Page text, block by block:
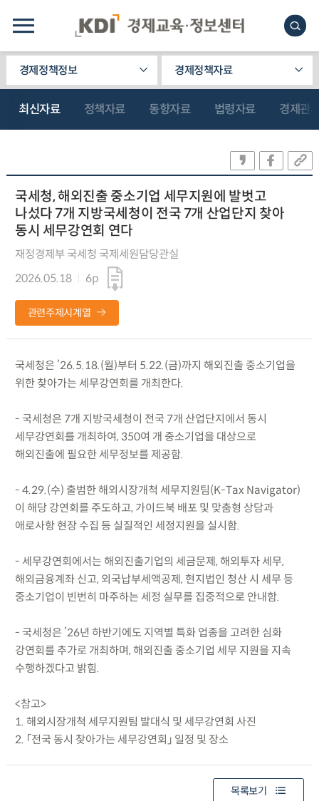
경제정책정보 경제정책자료
최신자료 정책자료 동향자료 법령자료 경제관
국세청, 해외진출 중소기업 세무지원에 발벗고
나섰다 7개 지방국세청이 전국 7개 산업단지 찾아
동시 세무강연회 연다
재정경제부 국세청 국제세원담당관실
2026.05.18
6p
관련주제시계열
국세청은 ’26.5.18.(월)부터 5.22.(금)까지 해외진출 중소기업을
위한 찾아가는 세무강연회를 개최한다.
- 국세청은 7개 지방국세청이 전국 7개 산업단지에서 동시
세무강연회를 개최하여, 350여 개 중소기업을 대상으로
해외진출에 필요한 세무정보를 제공함.
- 4.29.(수) 출범한 해외시장개척 세무지원팀(K-Tax Navigator)
이 해당 강연회를 주도하고, 가이드북 배포 및 맞춤형 상담과
애로사항 현장 수집 등 실질적인 세정지원을 실시함.
- 세무강연회에서는 해외진출기업의 세금문제, 해외투자 세무,
해외금융계좌 신고, 외국납부세액공제, 현지법인 청산 시 세무 등
중소기업이 빈번히 마주하는 세정 실무를 집중적으로 안내함.
- 국세청은 ’26년 하반기에도 지역별 특화 업종을 고려한 심화
강연회를 추가로 개최하며, 해외진출 중소기업 세무 지원을 지속
수행하겠다고 밝힘.
<참고>
1. 해외시장개척 세무지원팀 발대식 및 세무강연회 사진
2. 「전국 동시 찾아가는 세무강연회」 일정 및 장소
목록보기